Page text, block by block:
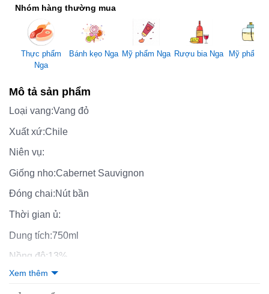
Nhóm hàng thường mua
Thực phẩm
Nga
Bánh kẹo Nga Mỹ phẩm Nga Rượu bia Nga Mỹ phẩm
Mô tả sản phẩm
Loại vang:Vang đỏ
Xuất xứ:Chile
Niên vụ:
Giống nho:Cabernet Sauvignon
Đóng chai:Nút bần
Thời gian ủ:
Dung tích:750ml
Nồng độ:13%
Xem thêm